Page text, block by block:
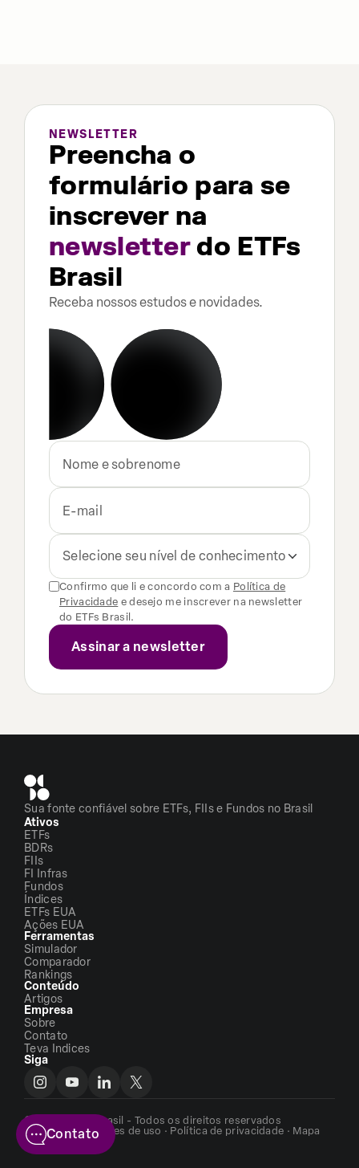
NEWSLETTER
Preencha o
formulário para se
inscrever na
newsletterdo ETFs
Brasil
Receba nossos estudos e novidades.
Selecione seu nível de conhecimento
Confirmo que li e concordo com a Política de
Privacidade e desejo me inscrever na newsletter
do ETFs Brasil.
Sua fonte confiável sobre ETFs, FIIs e Fundos no Brasil
Ativos
ETFs
BDRs
FIIs
FI Infras
Fundos
Índices
ETFs EUA
Ações EUA
Ferramentas
Simulador
Comparador
Rankings
Conteúdo
Artigos
Empresa
Sobre
Contato
Teva Indices
Siga
©2026 - ETFs Brasil - Todos os direitos reservados
Termos e condições de uso · Política de privacidade · Mapa
do siteContato